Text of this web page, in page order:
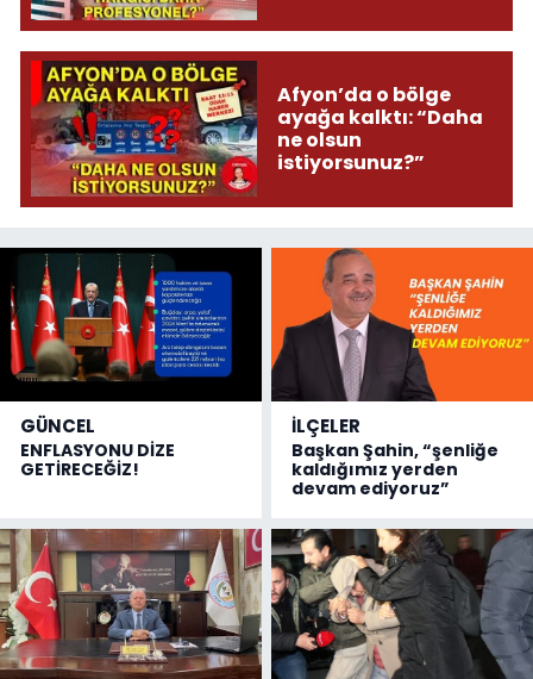
Afyon’da o bölge
ayağa kalktı: “Daha
ne olsun
istiyorsunuz?”
GÜNCEL
ENFLASYONU DİZE
GETİRECEĞİZ!
İLÇELER
Başkan Şahin, “şenliğe
kaldığımız yerden
devam ediyoruz”